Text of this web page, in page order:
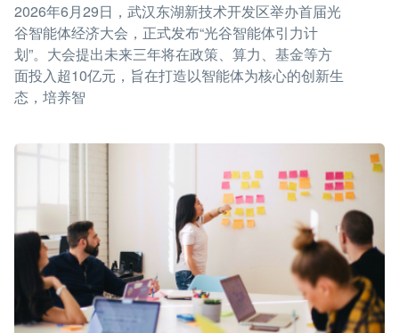
2026年6月29日，武汉东湖新技术开发区举办首届光
谷智能体经济大会，正式发布“光谷智能体引力计
划”。大会提出未来三年将在政策、算力、基金等方
面投入超10亿元，旨在打造以智能体为核心的创新生
态，培养智